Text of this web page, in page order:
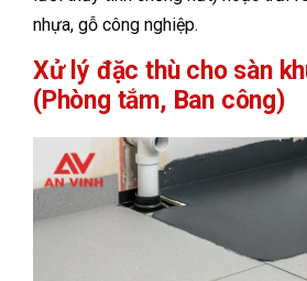
nhựa, gỗ công nghiệp.
Xử lý đặc thù cho sàn
(Phòng tắm, Ban công)